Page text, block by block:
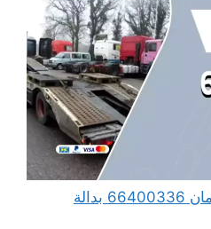
ونش كرين سطحة ام الهيمان 66400336 بدالة